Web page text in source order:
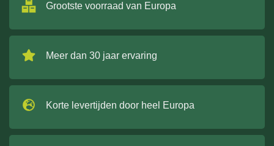
Grootste voorraad van Europa
Meer dan 30 jaar ervaring
Korte levertijden door heel Europa